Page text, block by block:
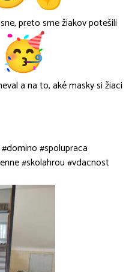
preto sme žiakov potešili
a na to, aké masky si žiaci
#spolupraca
#skolahrou #vdacnost